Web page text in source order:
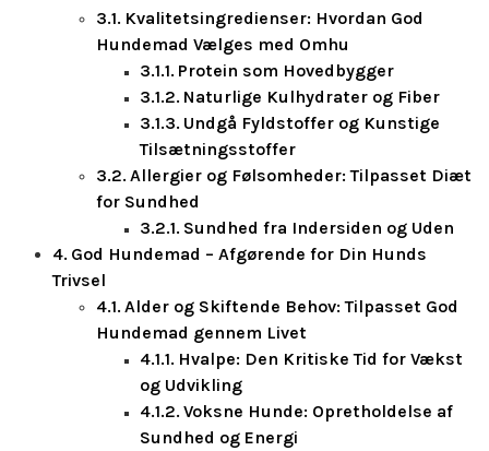
Kvalitetsingredienser: Hvordan God
Hundemad Vælges med Omhu
Protein som Hovedbygger
Naturlige Kulhydrater og Fiber
Undgå Fyldstoffer og Kunstige
Tilsætningsstoffer
Allergier og Følsomheder: Tilpasset Diæt
for Sundhed
Sundhed fra Indersiden og Uden
God Hundemad – Afgørende for Din Hunds
Trivsel
Alder og Skiftende Behov: Tilpasset God
Hundemad gennem Livet
Hvalpe: Den Kritiske Tid for Vækst
og Udvikling
Voksne Hunde: Opretholdelse af
Sundhed og Energi